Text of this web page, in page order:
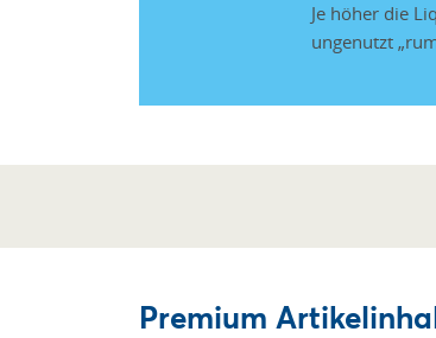
Je höher die
ungenutzt
Premium